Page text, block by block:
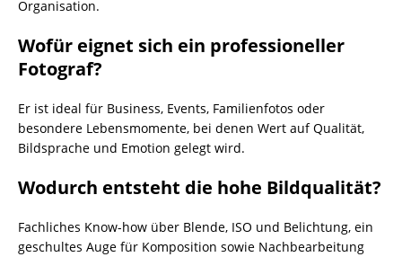
Organisation.
Wofür eignet sich ein professioneller
Fotograf?
Er ist ideal für Business, Events, Familienfotos oder
besondere Lebensmomente, bei denen Wert auf Qualität,
Bildsprache und Emotion gelegt wird.
Wodurch entsteht die hohe Bildqualität?
Fachliches Know-how über Blende, ISO und Belichtung, ein
geschultes Auge für Komposition sowie Nachbearbeitung